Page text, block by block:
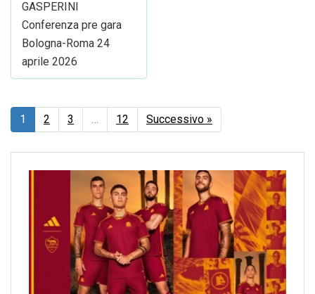
GASPERINI
Conferenza pre gara
Bologna-Roma 24
aprile 2026
1 2 3 … 12 Successivo »